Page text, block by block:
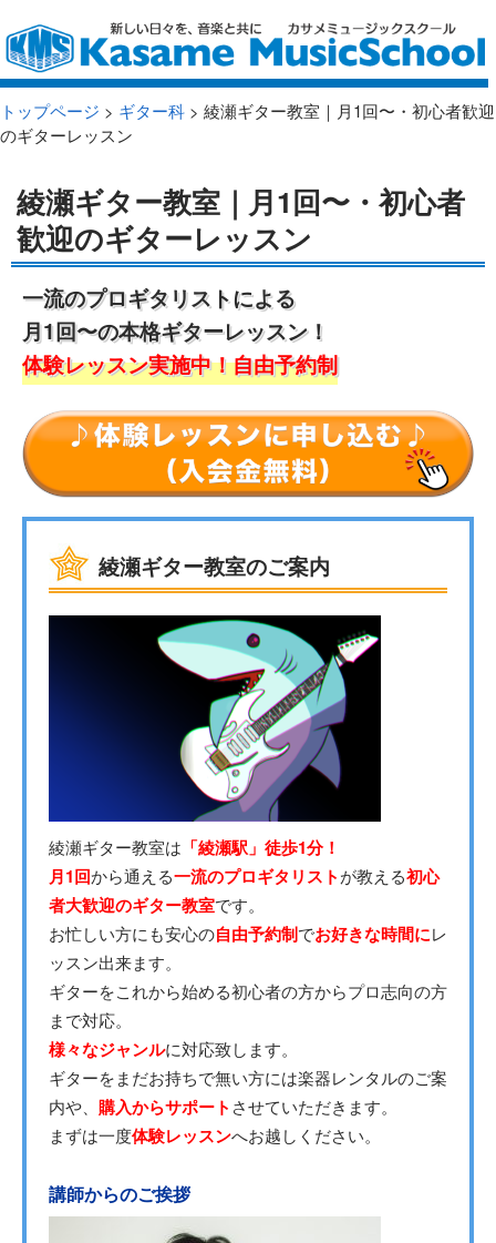
トップページ > ギター科 > 綾瀬ギター教室｜月1回〜・初心者歓迎
のギターレッスン
綾瀬ギター教室｜月1回〜・初心者
歓迎のギターレッスン
一流のプロギタリストによる
月1回〜の本格ギターレッスン！
体験レッスン実施中！自由予約制
綾瀬ギター教室のご案内
綾瀬ギター教室は 「綾瀬駅」徒歩1分！
月1回から通える一流のプロギタリストが教える初心
者大歓迎のギター教室です。
お忙しい方にも安心の自由予約制でお好きな時間にレ
ッスン出来ます。
ギターをこれから始める初心者の方からプロ志向の方
まで対応。
様々なジャンルに対応致します。
ギターをまだお持ちで無い方には楽器レンタルのご案
内や、 購入からサポート させていただきます。
まずは一度体験レッスンへお越しください。
講師からのご挨拶